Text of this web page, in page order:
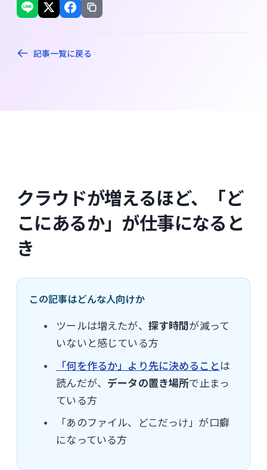
記事一覧に戻る
クラウドが増えるほど、「ど
こにあるか」が仕事になると
き
この記事はどんな人向けか
ツールは増えたが、 探す時間が減って
いないと感じている方
「何を作るか」より先に決めることは
読んだが、 データの置き場所で止まっ
ている方
「あのファイル、どこだっけ」が口癖
になっている方